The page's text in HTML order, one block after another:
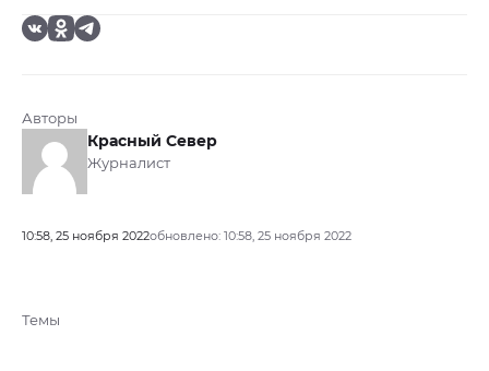
Авторы
Красный Север
Журналист
10:58, 25 ноября 2022обновлено: 10:58, 25 ноября 2022
Темы